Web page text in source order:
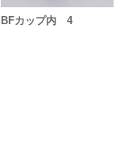
BFカップ内 4